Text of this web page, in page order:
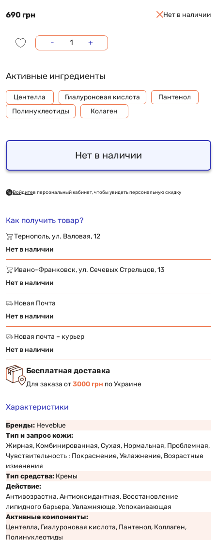
690 грн Нет в наличии
- +
Активные ингредиенты
Центелла Гиалуроновая кислота
Пантенол
Полинуклеотиды
Колаген
Нет в наличии
Войдитев персональный кабинет, чтобы увидеть персональную скидку
Как получить товар?
Тернополь, ул. Валовая, 12
Нет в наличии
Ивано-Франковск, ул. Сечевых Стрельцов, 13
Нет в наличии
Новая Почта
Нет в наличии
Новая почта – курьер
Нет в наличии
Бесплатная доставка
Для заказа от3000 грн по Украине
Характеристики
Бренды: Heveblue
Тип и запрос кожи:
Жирная, Комбинированная, Сухая, Нормальная, Проблемная,
Чувствительность : Покраснение, Увлажнение, Возрастные
изменения
Тип средства: Кремы
Действие:
Антивозрастна, Антиоксидантная, Восстановление
липидного барьера, Увлажняюще, Успокаивающая
Активные компоненты:
Центелла, Гиалуроновая кислота, Пантенол, Коллаген,
Полинуклеотиды